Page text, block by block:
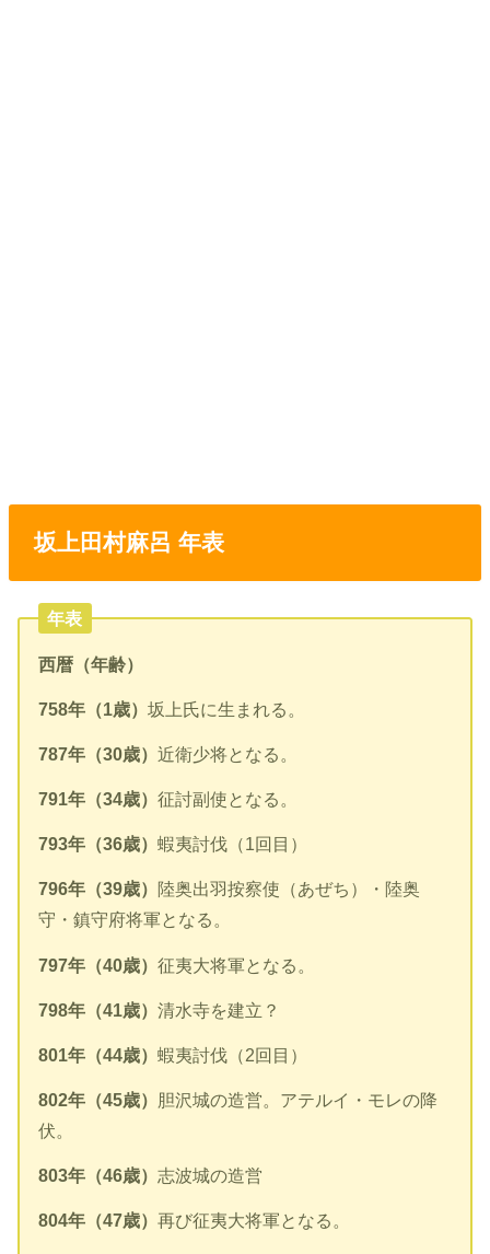
坂上田村麻呂 年表
年表
西暦（年齢）
758年（1歳）坂上氏に生まれる。
787年（30歳）近衛少将となる。
791年（34歳）征討副使となる。
793年（36歳）蝦夷討伐（1回目）
796年（39歳）
陸奥出羽按察使（あぜち）・陸奥
守・鎮守府将軍となる。
797年（40歳）征夷大将軍となる。
798年（41歳）清水寺を建立？
801年（44歳）蝦夷討伐（2回目）
802年（45歳）
胆沢城の造営。アテルイ・モレの降
伏。
803年（46歳）志波城の造営
804年（47歳）再び征夷大将軍となる。